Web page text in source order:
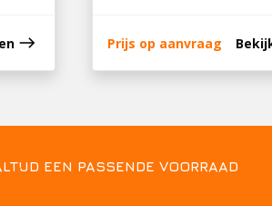
east Prijs op aanvraag
EEN PASSENDE VOORRAAD